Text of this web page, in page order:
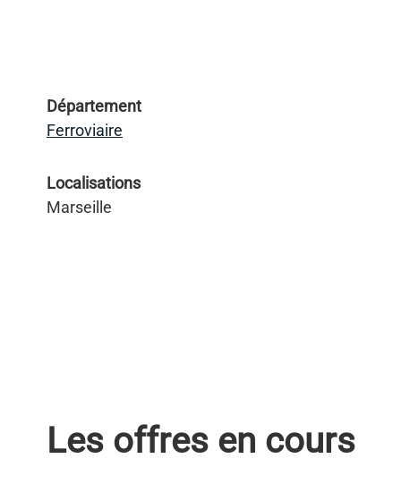
Département
Ferroviaire
Localisations
Marseille
Les offres en cours